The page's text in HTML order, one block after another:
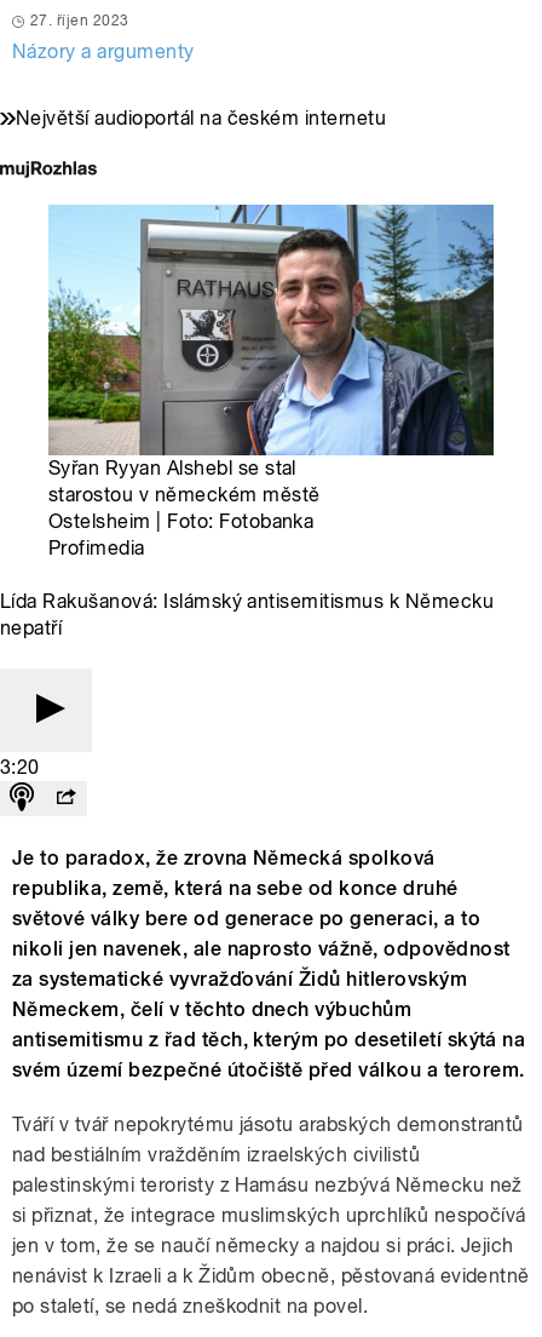
27. říjen 2023
Názory a argumenty
Největší audioportál na českém internetu
Syřan Ryyan Alshebl se stal
starostou v německém městě
Ostelsheim | Foto: Fotobanka
Profimedia
Lída Rakušanová: Islámský antisemitismus k Německu
nepatří
3:20
Je to paradox, že zrovna Německá spolková
republika, země, která na sebe od konce druhé
světové války bere od generace po generaci, a to
nikoli jen navenek, ale naprosto vážně, odpovědnost
za systematické vyvražďování Židů hitlerovským
Německem, čelí v těchto dnech výbuchům
antisemitismu z řad těch, kterým po desetiletí skýtá na
svém území bezpečné útočiště před válkou a terorem.
Tváří v tvář nepokrytému jásotu arabských demonstrantů
nad bestiálním vražděním izraelských civilistů
palestinskými teroristy z Hamásu nezbývá Německu než
si přiznat, že integrace muslimských uprchlíků nespočívá
jen v tom, že se naučí německy a najdou si práci. Jejich
nenávist k Izraeli a k Židům obecně, pěstovaná evidentně
po staletí, se nedá zneškodnit na povel.